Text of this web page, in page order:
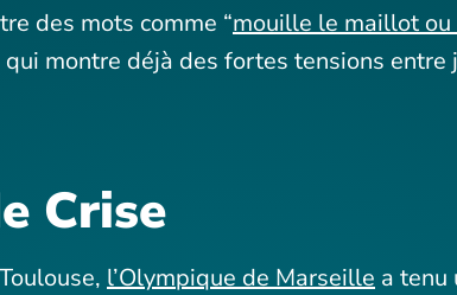
des mots comme “mouille le maillot ou
montre déjà des fortes tensions
Crise
l’Olympique de Marseille a tenu